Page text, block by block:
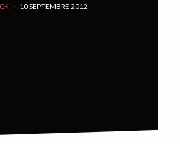
· 10 SEPTEMBRE 2012